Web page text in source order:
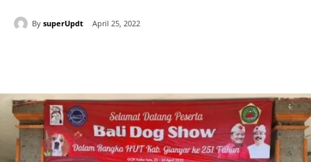
By superUpdt April 25, 2022